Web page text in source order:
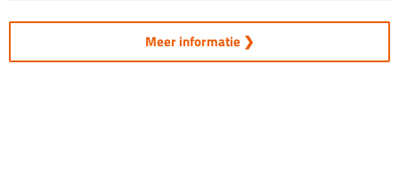
Meer informatie ❯